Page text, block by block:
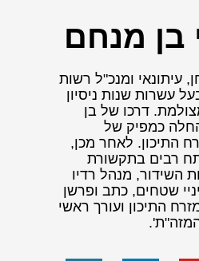
בן מנחם
עיתונאי ומנכ"ל רשות
עשרות שנות ניסיון
דרכו של בן
כמפיק של
התיכון. לאחר מכן,
רבים בתקשורת
השידור, מנהל רדיו
שטחים, כתב ופרשן
התיכון ועורך ראשי
המזה"ת'.